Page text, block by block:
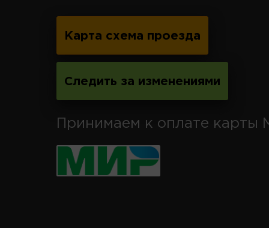
Карта схема проезда
Следить за изменениями
Принимаем к оплате карты